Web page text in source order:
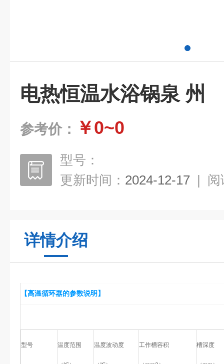
电热恒温水浴锅泉 州
参考价： ￥0~0
型号：
更新时间： 2024-12-17 | 阅
详情介绍
【高温循环器的参数说明】
型号 温度范围 温度波动度 工作槽容积 槽深度